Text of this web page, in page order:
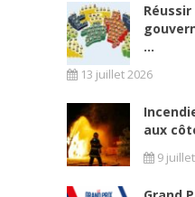
...
13 juillet 2026
aux
9